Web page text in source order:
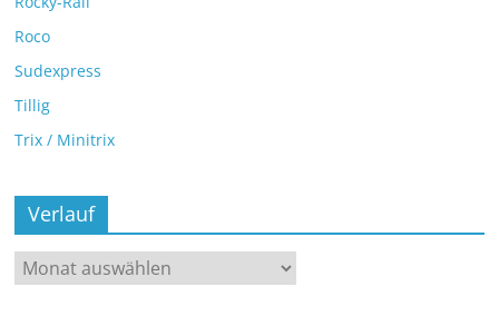
Roco
Sudexpress
Tillig
Trix / Minitrix
Verlauf